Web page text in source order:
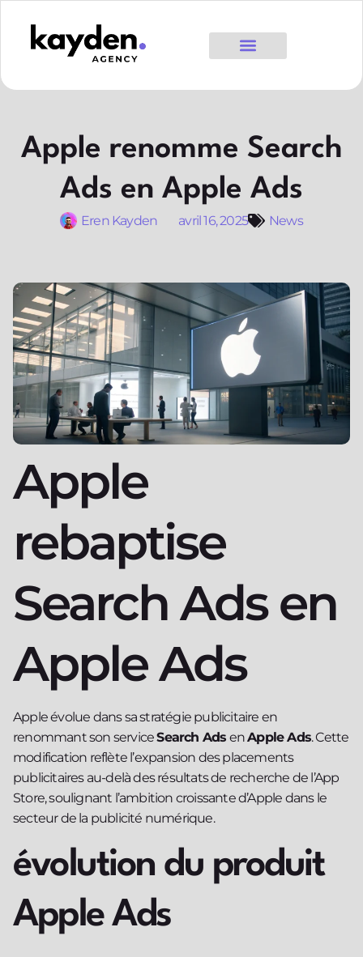
Apple renomme Search
Ads en Apple Ads
Eren Kayden avril 16, 2025 News
Apple
rebaptise
Search Ads en
Apple Ads
Apple évolue dans sa stratégie publicitaire en
renommant son serviceSearch Ads enApple Ads. Cette
modification reflète l’expansion des placements
publicitaires au-delà des résultats de recherche de l’App
Store, soulignant l’ambition croissante d’Apple dans le
secteur de la publicité numérique.
évolution du produit
Apple Ads